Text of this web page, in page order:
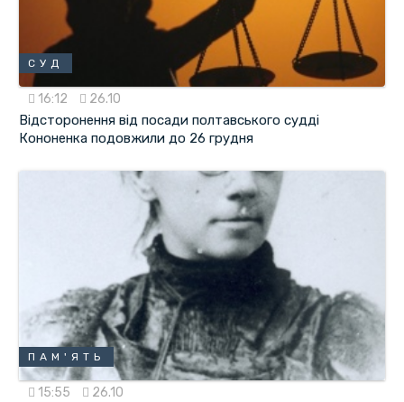
СУД
16:12 26.10
Відсторонення від посади полтавського судді
Кононенка подовжили до 26 грудня
ПАМ'ЯТЬ
15:55 26.10